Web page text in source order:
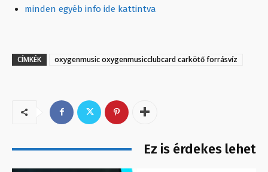
minden egyéb info ide kattintva
CÍMKÉK oxygenmusic oxygenmusicclubcard carkötő forrásvíz
Ez is érdekes lehet